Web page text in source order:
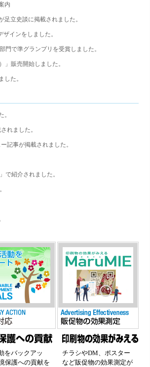
内
足立史談に掲載されました。
インをしました。
門で準グランプリを受賞しました。
」販売開始しました。
した。
。
れました。
記事が掲載されました。
で紹介されました。
をバックアッ
保護への貢献を
チラシやDM、ポスター
など販促物の効果測定が